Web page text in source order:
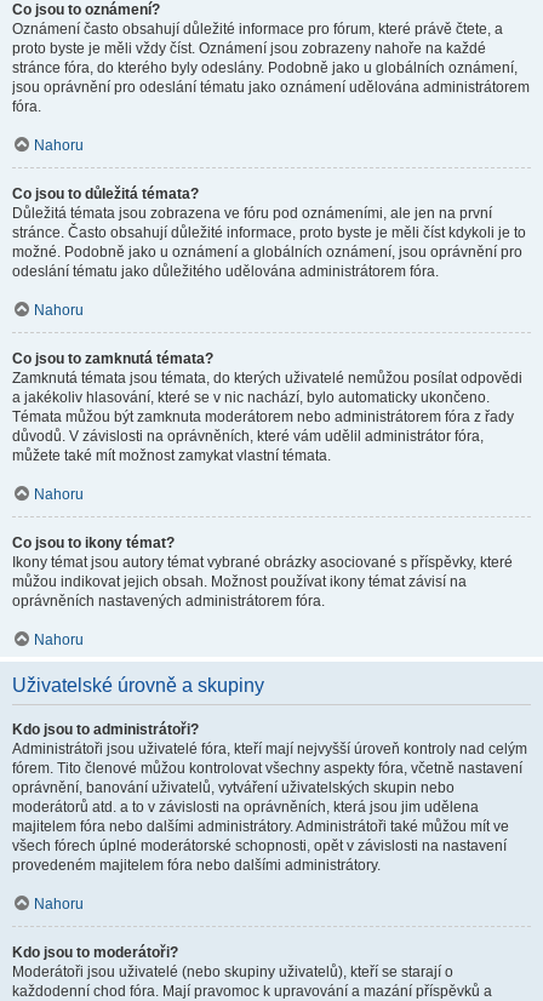
Co jsou to oznámení?
Oznámení často obsahují důležité informace pro fórum, které právě čtete, a
proto byste je měli vždy číst. Oznámení jsou zobrazeny nahoře na každé
stránce fóra, do kterého byly odeslány. Podobně jako u globálních oznámení,
jsou oprávnění pro odeslání tématu jako oznámení udělována administrátorem
fóra.
Nahoru
Co jsou to důležitá témata?
Důležitá témata jsou zobrazena ve fóru pod oznámeními, ale jen na první
stránce. Často obsahují důležité informace, proto byste je měli číst kdykoli je to
možné. Podobně jako u oznámení a globálních oznámení, jsou oprávnění pro
odeslání tématu jako důležitého udělována administrátorem fóra.
Nahoru
Co jsou to zamknutá témata?
Zamknutá témata jsou témata, do kterých uživatelé nemůžou posílat odpovědi
a jakékoliv hlasování, které se v nic nachází, bylo automaticky ukončeno.
Témata můžou být zamknuta moderátorem nebo administrátorem fóra z řady
důvodů. V závislosti na oprávněních, které vám udělil administrátor fóra,
můžete také mít možnost zamykat vlastní témata.
Nahoru
Co jsou to ikony témat?
Ikony témat jsou autory témat vybrané obrázky asociované s příspěvky, které
můžou indikovat jejich obsah. Možnost používat ikony témat závisí na
oprávněních nastavených administrátorem fóra.
Nahoru
Uživatelské úrovně a skupiny
Kdo jsou to administrátoři?
Administrátoři jsou uživatelé fóra, kteří mají nejvyšší úroveň kontroly nad celým
fórem. Tito členové můžou kontrolovat všechny aspekty fóra, včetně nastavení
oprávnění, banování uživatelů, vytváření uživatelských skupin nebo
moderátorů atd. a to v závislosti na oprávněních, která jsou jim udělena
majitelem fóra nebo dalšími administrátory. Administrátoři také můžou mít ve
všech fórech úplné moderátorské schopnosti, opět v závislosti na nastavení
provedeném majitelem fóra nebo dalšími administrátory.
Nahoru
Kdo jsou to moderátoři?
Moderátoři jsou uživatelé (nebo skupiny uživatelů), kteří se starají o
každodenní chod fóra. Mají pravomoc k upravování a mazání příspěvků a